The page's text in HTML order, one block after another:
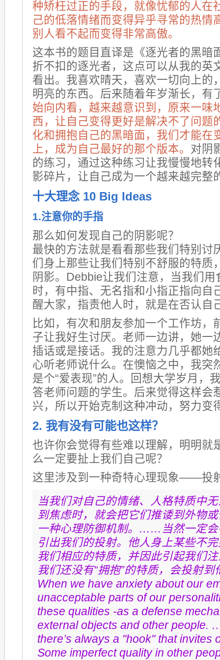
种矫枉过正的手段，就像忧郁的人在
己的低落情绪而变得异乎寻常的热情
别人看不起而变得非常高傲。
这本书的题目直译是《逐光者的黑暗
折不扣的逐光者，这点可以从我的英
看出。我喜欢晴天，喜欢一切向上的
明亮的东西。后来随着年岁渐长，有
始向内看，越来越意识到，原来一味
西，让自己变得更好是解决不了问题
化和拥抱自己的黑暗面，我们才能在
上，成为自己最好的那个版本。 对阴
的练习，通过这种练习让我慢慢地转
影碎片，让自己成为一个越来越完整
十大理念 10 Big Ideas
1.注意你的手指
那么如何发现自己的阴影呢？
最快的方法就是看看那些我们特别讨
们身上那些让我们特别不舒服的特质
阴影。Debbie让我们注意，当我们
时，有中指、无名指和小指正指向自
醒大家，指责他人时，就是在否认自
比如，有次和朋友参加一个工作坊，
子让我好生讨厌。老师一边讲，她一
插话或是接话。我的注意力几乎都她
心听老师说什么。在懊恼之中，我突
是个“爱表现”的人。回想大学岁月，
答老师问题的学生。后来觉得这样会
兴，所以开始克制这种冲动，努力变
2. 我有没有可能也这样？
也许你会觉得有些难以理解，明明就
么一定要扯上我们自己呢？
这里涉及到一种奇特心理现象——投
当我们对自己的情绪、人格特质中
到焦虑时，就会把它们推诿到外物
一种心理防御机制。……当然一定会
引出我们的投射。他人身上某些不
我们相应的特质，并因此引起我们
我们还没有“拥抱”的特质，会投射到
When we have anxiety about our
unacceptable parts of our
these qualities -as a defense
external objects and other people.
there’s always a "hook" that invites
Some imperfect quality in other